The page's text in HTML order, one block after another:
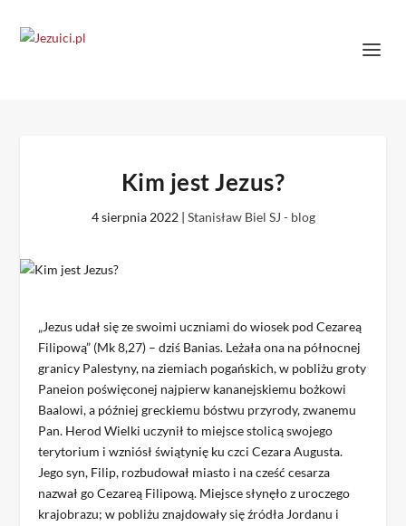
Kim jest Jezus?
4 sierpnia 2022| Stanisław Biel SJ - blog
„Jezus udał się ze swoimi uczniami do wiosek pod Cezareą
Filipową” (Mk 8,27) – dziś Banias. Leżała ona na północnej
granicy Palestyny, na ziemiach pogańskich, w pobliżu groty
Paneion poświęconej najpierw kananejskiemu bożkowi
Baalowi, a później greckiemu bóstwu przyrody, zwanemu
Pan. Herod Wielki uczynił to miejsce stolicą swojego
terytorium i wzniósł świątynię ku czci Cezara Augusta.
Jego syn, Filip, rozbudował miasto i na cześć cesarza
nazwał go Cezareą Filipową. Miejsce słynęło z uroczego
krajobrazu; w pobliżu znajdowały się źródła Jordanu i